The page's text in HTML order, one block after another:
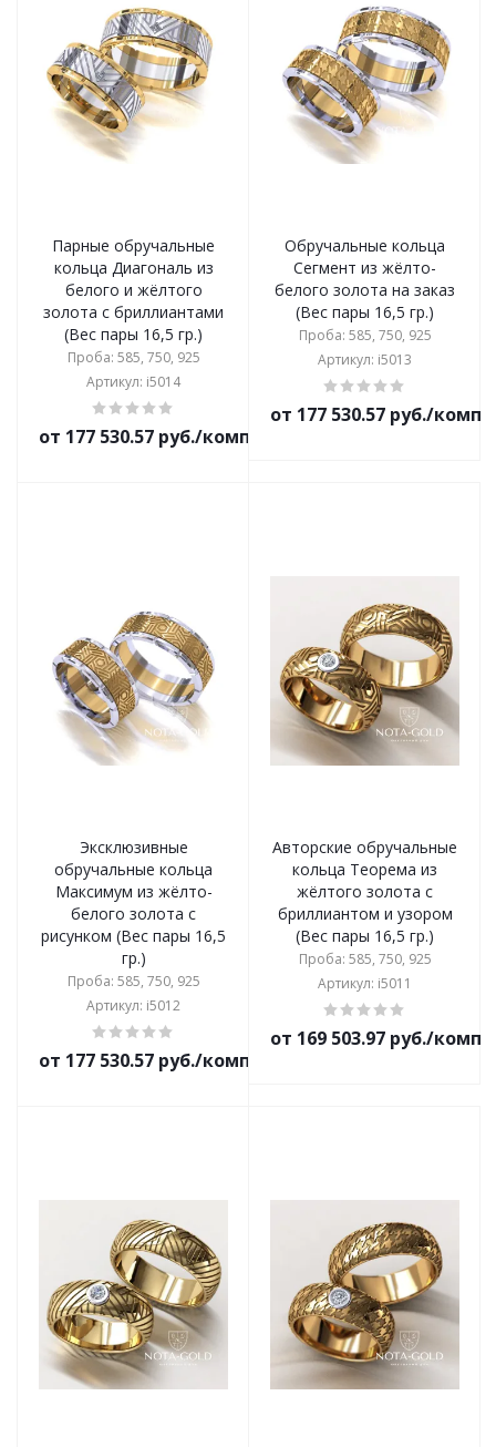
Парные обручальные
кольца Диагональ из
белого и жёлтого
золота с бриллиантами
(Вес пары 16,5 гр.)
Проба: 585, 750, 925
Артикул: i5014
от 177 530.57 руб./комплект
Обручальные кольца
Сегмент из жёлто-
белого золота на заказ
(Вес пары 16,5 гр.)
Проба: 585, 750, 925
Артикул: i5013
от 177 530.57 руб./
Эксклюзивные
обручальные кольца
Максимум из жёлто-
белого золота с
рисунком (Вес пары 16,5
гр.)
Проба: 585, 750, 925
Артикул: i5012
от 177 530.57 руб./комплект
Авторские обручальные
кольца Теорема из
жёлтого золота с
бриллиантом и узором
(Вес пары 16,5 гр.)
Проба: 585, 750, 925
Артикул: i5011
от 169 503.97 руб./